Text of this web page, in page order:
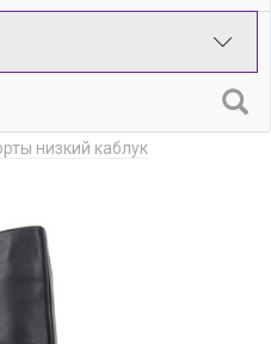
низкий каблук